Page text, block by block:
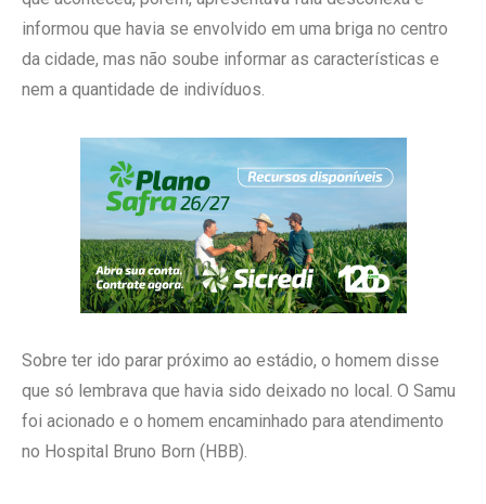
informou que havia se envolvido em uma briga no centro
da cidade, mas não soube informar as características e
nem a quantidade de indivíduos.
Sobre ter ido parar próximo ao estádio, o homem disse
que só lembrava que havia sido deixado no local. O Samu
foi acionado e o homem encaminhado para atendimento
no Hospital Bruno Born (HBB).